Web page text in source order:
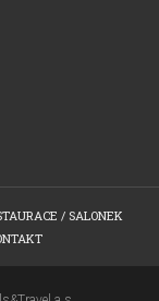
/ SALONEK